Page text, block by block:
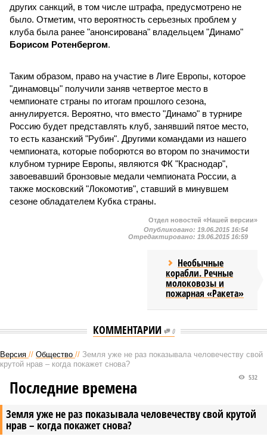
других санкций, в том числе штрафа, предусмотрено не
было. Отметим, что вероятность серьезных проблем у
клуба была ранее "анонсирована" владельцем "Динамо"
Борисом Ротенбергом.
Таким образом, право на участие в Лиге Европы, которое
"динамовцы" получили заняв четвертое место в
чемпионате страны по итогам прошлого сезона,
аннулируется. Вероятно, что вместо "Динамо" в турнире
Россию будет представлять клуб, занявший пятое место,
то есть казанский "Рубин". Другими командами из нашего
чемпионата, которые поборются во втором по значимости
клубном турнире Европы, являются ФК "Краснодар",
завоевавший бронзовые медали чемпионата России, а
также московский "Локомотив", ставший в минувшем
сезоне обладателем Кубка страны.
Отдел новостей «Нашей версии»
Опубликовано: 19.06.2015 16:54
Отредактировано: 19.06.2015 16:59
Необычные
корабли. Речные
молоковозы и
пожарная «Ракета»
КОММЕНТАРИИ 0
Версия // Общество // Земля уже не раз показывала человечеству свой
крутой нрав – когда покажет снова?
Земля уже не раз показывала человечеству свой крутой
нрав – когда покажет снова?
532
Последние времена